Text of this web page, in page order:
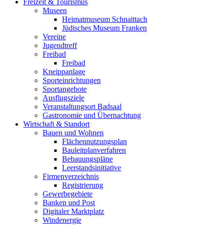
Freizeit & Tourismus
Museen
Heimatmuseum Schnaittach
Jüdisches Museum Franken
Vereine
Jugendtreff
Freibad
Freibad
Kneippanlage
Sporteinrichtungen
Sportangebote
Ausflugsziele
Veranstaltungsort Badsaal
Gastronomie und Übernachtung
Wirtschaft & Standort
Bauen und Wohnen
Flächennutzungsplan
Bauleitplanverfahren
Bebauungspläne
Leerstandsinitiative
Firmenverzeichnis
Registrierung
Gewerbegebiete
Banken und Post
Digitaler Marktplatz
Windenergie